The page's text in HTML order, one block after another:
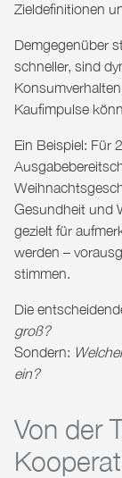
Zieldefinitionen
Demgegenüber
schneller, sind
Kaufimpulse
Ein Beispiel: Für
Gesundheit und
gezielt für
werden –
stimmen.
Die
groß?
Sondern:
ein?
Von der